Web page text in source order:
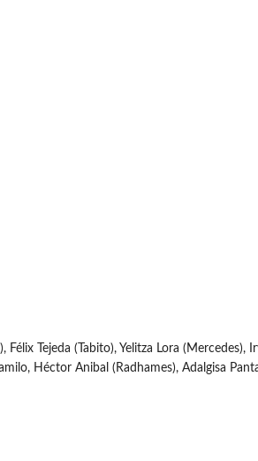
Tejeda (Tabito), Yelitza Lora (Mercedes),
Héctor Anibal (Radhames), Adalgisa